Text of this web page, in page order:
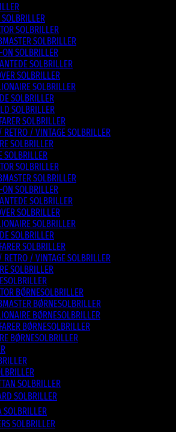
SOLBRILLER
SOLBRILLER
SOLBRILLER
SOLBRILLER
SOLBRILLER
SOLBRILLER
SOLBRILLER
SOLBRILLER
SOLBRILLER
RETRO / VINTAGE SOLBRILLER
SOLBRILLER
SOLBRILLER
SOLBRILLER
SOLBRILLER
SOLBRILLER
SOLBRILLER
SOLBRILLER
SOLBRILLER
SOLBRILLER
SOLBRILLER
RETRO / VINTAGE SOLBRILLER
SOLBRILLER
BØRNESOLBRILLER
BØRNESOLBRILLER
BØRNESOLBRILLER
BØRNESOLBRILLER
BØRNESOLBRILLER
SOLBRILLER
SOLBRILLER
SOLBRILLER
SOLBRILLER